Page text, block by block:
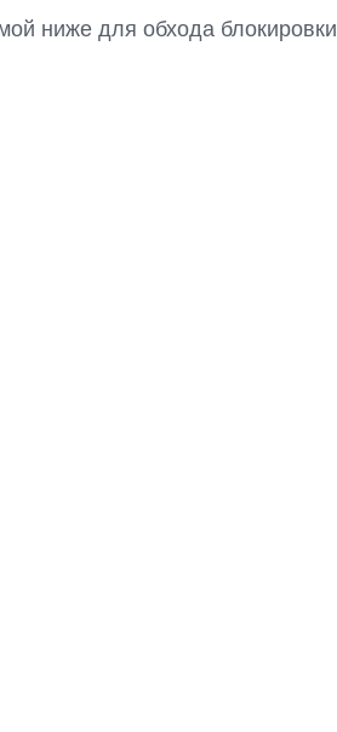
ниже для обхода блокировки